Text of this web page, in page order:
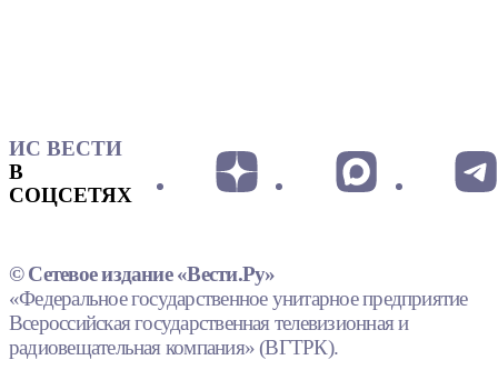
ИС ВЕСТИ
В
СОЦСЕТЯХ
© Сетевое издание «Вести.Ру»
«Федеральное государственное унитарное предприятие
Всероссийская государственная телевизионная и
радиовещательная компания» (ВГТРК).